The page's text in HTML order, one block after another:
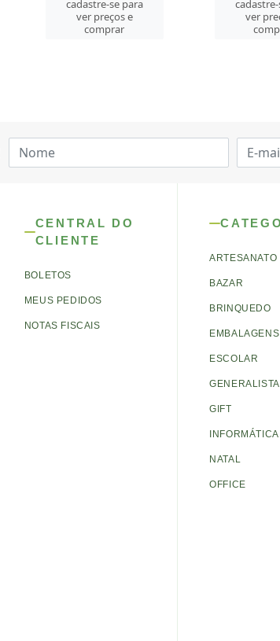
cadastre-se para
ver preços e
comprar
ver
CENTRAL DO
CLIENTE
BOLETOS
MEUS PEDIDOS
NOTAS FISCAIS
ARTESANATO
BAZAR
BRINQUEDO
ESCOLAR
GENERALISTA
GIFT
INFORMÁTICA
NATAL
OFFICE